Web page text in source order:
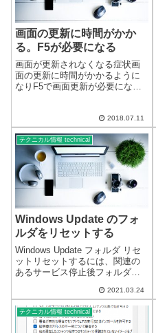
画面の更新に時間がかか
る。F5が必要になる
画面が更新されなくなる症状画
面の更新に時間がかかるように
なりF5で画面更新が必要にな
使用のWindows10最新版画面の
更新に時間がかかるようになり
F5で画面更新やエク...
2018.07.11
テクニカル情報 technical
Windows Update のフォ
ルダをリセットする
Windows Update フォルダ リセ
ットリセットするには、関連の
あるサービス停止後フォルダの
動または、サービス開始を行い
ます。Windows Update フォルダ
リセット「UsoSvc」
「DoSvc」...
2021.03.24
テクニカル情報 technical